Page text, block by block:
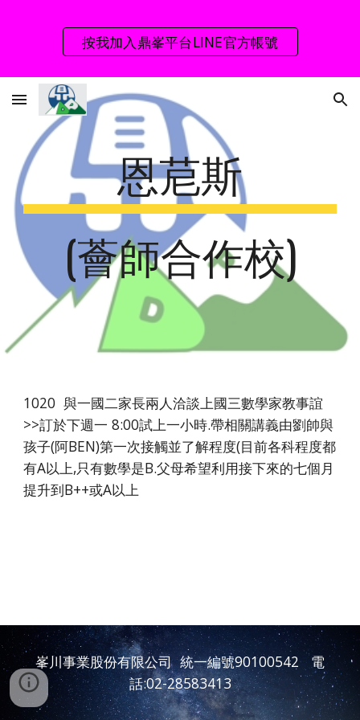
Skip to main content Skip to navigation
按我加入鼎峯平台LINE官方帳號
恩苨斯
(薈師合作校)
1020 與一國二家長兩人洽談上國三數學家教事誼
>>訂於下週一 8:00試上一小時.帶相關講義由劉帥與
孩子(阿BEN)第一次接觸並了解程度(目前各科程度都
有A以上,只有數學是B.父母希望利用接下來的七個月
提升到B++或A以上
峯川事業股份有限公司 統一編號90100542 電
話:02-28583413